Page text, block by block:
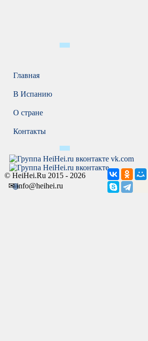
Главная
В Испанию
О стране
Контакты
vk.com
🌐
© HeiHei.Ru 2015 - 2026
✉ info@heihei.ru